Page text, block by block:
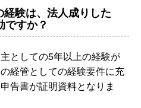
験は、法人成りした
ですか？
としての5年以上の経験が
経管としての経験要件に充
告書が証明資料となりま